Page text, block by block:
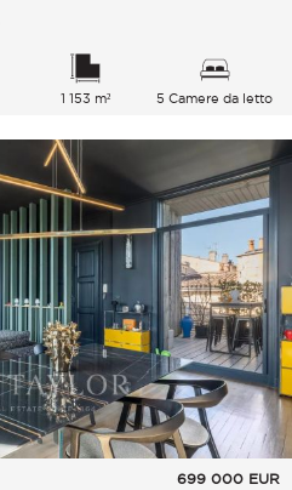
1 153 m² 5 Camere da letto
699 000 EUR